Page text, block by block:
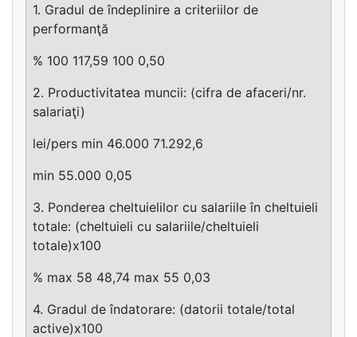
1. Gradul de îndeplinire a criteriilor de
performanţă
% 100 117,59 100 0,50
2. Productivitatea muncii: (cifra de afaceri/nr.
salariaţi)
lei/pers min 46.000 71.292,6
min 55.000 0,05
3. Ponderea cheltuielilor cu salariile în cheltuieli
totale: (cheltuieli cu salariile/cheltuieli
totale)x100
% max 58 48,74 max 55 0,03
4. Gradul de îndatorare: (datorii totale/total
active)x100